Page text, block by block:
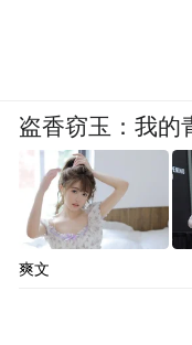
盗香窃玉：我的
爽文